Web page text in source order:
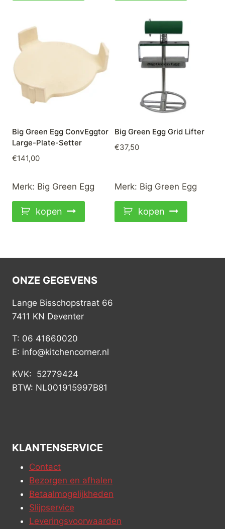
Big Green Egg ConvEggtor
Large-Plate-Setter
€141,00
Merk: Big Green Egg
kopen
Big Green Egg Grid Lifter
€37,50
Merk: Big Green Egg
kopen
ONZE GEGEVENS
Lange Bisschopstraat 66
7411 KN Deventer
T: 06 41660020
E: info@kitchencorner.nl
KVK: 52779424
BTW: NL001915997B81
KLANTENSERVICE
Contact
Bezorgen en afhalen
Betaalmogelijkheden
Slijpservice
Leveringsvoorwaarden